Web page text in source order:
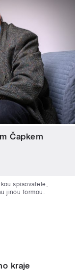
Čapkem
spisovatele,
jinou formou.
kraje